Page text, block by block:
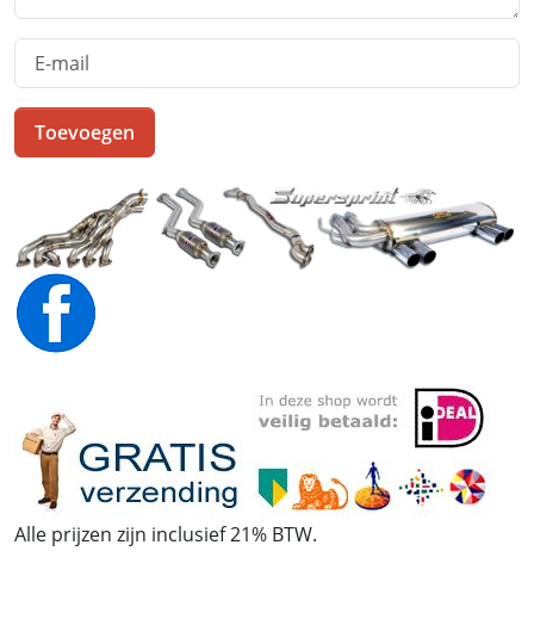
Toevoegen
Alle prijzen zijn inclusief 21% BTW.